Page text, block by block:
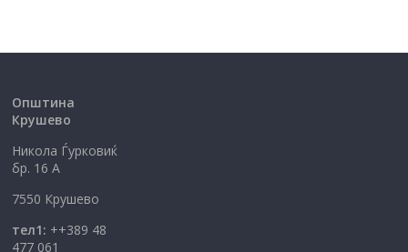
Општина
Крушево
Никола Ѓурковиќ
бр. 16 А
7550 Крушево
тел1: ++389 48
477 061